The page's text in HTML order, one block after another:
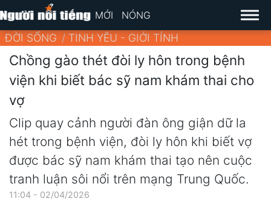
MỚI NÓNG
ĐỜI SỐNG TINH YÊU - GIỚI TÍNH
Chồng gào thét đòi ly hôn trong bệnh
viện khi biết bác sỹ nam khám thai cho
vợ
Clip quay cảnh người đàn ông giận dữ la
hét trong bệnh viện, đòi ly hôn khi biết vợ
được bác sỹ nam khám thai tạo nên cuộc
tranh luận sôi nổi trên mạng Trung Quốc.
11:04 - 02/04/2026